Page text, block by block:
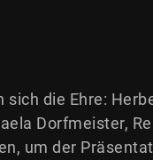
die Ehre:
Dorfmeister,
um der